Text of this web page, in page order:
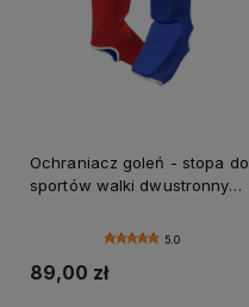
Ochraniacz goleń - stopa do
sportów walki dwustronny
5.0
89,00 zł